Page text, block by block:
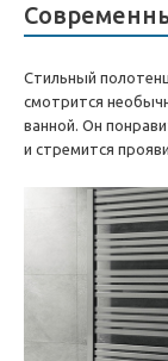
Стильный
смотрится
ванной. Он
и стремится